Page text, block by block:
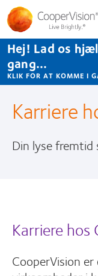
hovedindhold
Hej! Lad os
gang...
KLIK FOR AT KOMME I
Karriere
Din lyse
Karriere hos
CooperVision